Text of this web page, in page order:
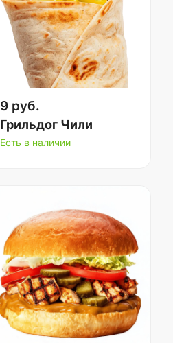
9 руб.
Грильдог Чили
Есть в наличии